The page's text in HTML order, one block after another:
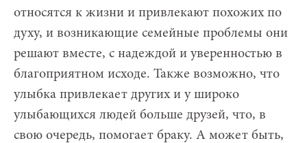
относятся к жизни и привлекают похожих по
духу, и возникающие семейные проблемы они
решают вместе, с надеждой и уверенностью в
благоприятном исходе. Также возможно, что
улыбка привлекает других и у широко
улыбающихся людей больше друзей, что, в
свою очередь, помогает браку. А может быть,